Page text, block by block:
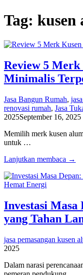
Tag: kusen
Review 5
Minimalis
Jasa Bangun Rumah,
renovasi rumah, Jasa
2025September 16, 2025
Memilih merk kusen
untuk …
Lanjutkan membaca →
Investasi
yang Tahan
jasa pemasangan kusen
2025
Dalam narasi